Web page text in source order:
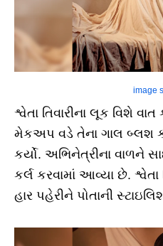
image
શ્વેતા તિવારીના લૂક વિશે
મેકઅપ વડે તેના ગાલ બ્લશ
કર્યો. અભિનેત્રીના વાળને
કર્લ કરવામાં આવ્યા છે. શ્વેતા
હાર પહેરીને પોતાની